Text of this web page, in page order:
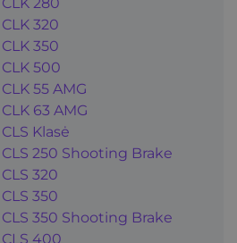
320
350
500
55 AMG
63 AMG
Klasė
250 Shooting Brake
320
350
350 Shooting Brake
400